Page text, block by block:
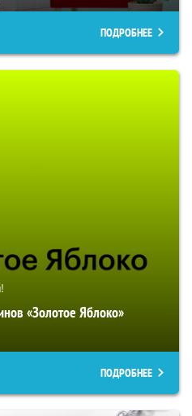
ПОДРОБНЕЕ
«Золотое Яблоко»
ПОДРОБНЕЕ